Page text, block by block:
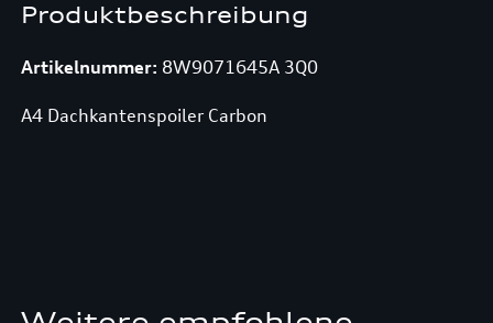
Produktbeschreibung
Artikelnummer: 8W9071645A 3Q0
A4 Dachkantenspoiler Carbon